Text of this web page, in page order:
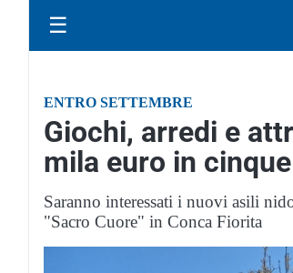
☰
ENTRO SETTEMBRE
Giochi, arredi e
mila euro in
Saranno interessati i nuovi asili
"Sacro Cuore" in Conca Fiorita